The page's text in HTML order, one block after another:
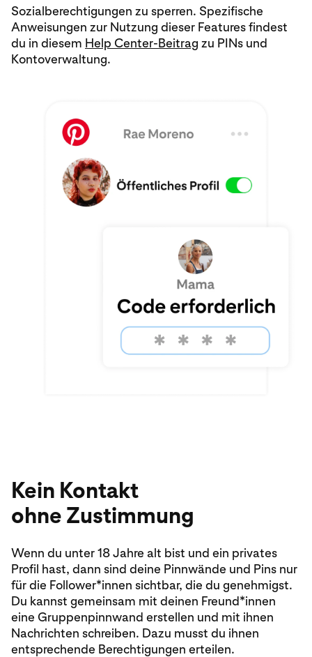
Sozialberechtigungen zu sperren. Spezifische
Anweisungen zur Nutzung dieser Features findest
du in diesem Help Center-Beitrag zu PINs und
Kontoverwaltung.
Kein Kontakt
ohne Zustimmung
Wenn du unter 18 Jahre alt bist und ein privates
Profil hast, dann sind deine Pinnwände und Pins nur
für die Follower*innen sichtbar, die du genehmigst.
Du kannst gemeinsam mit deinen Freund*innen
eine Gruppenpinnwand erstellen und mit ihnen
Nachrichten schreiben. Dazu musst du ihnen
entsprechende Berechtigungen erteilen.